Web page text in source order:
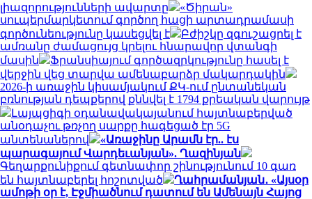
լիազորությունների ավարտը
«Ծիրան»
սուպերմարկետում գործող հացի արտադրամասի
գործունեությունը կասեցվել է
Բժիշկը զգուշացրել է
ամռանը ժամացույց կրելու հնարավոր վտանգի
մասին
Ֆրանսիայում գործազրկությունը հասել է
վերջին վեց տարվա ամենաբարձր մակարդակին
2026-ի առաջին կիսամյակում ՔԿ-ում ընտանեկան
բռնության դեպքերով քննվել է 1794 քրեական վարույթ
Լայպցիգի օդանավակայանում հայտնաբերված
անօդաչու թռչող սարքը հագեցած էր 5G
անտենաներով
«Առաջինը Արամն էր.. էս
պարագայում Վարդեւանյան». Ղազինյան
Գեղարքունիքում գետնափոր շինությունում 10 գառ
են հայտնաբերել հոշոտված
Ղահրամանյան․ «Այսօր
ամոթի օր է, Էջմիածնում դատում են Ամենայն Հայոց